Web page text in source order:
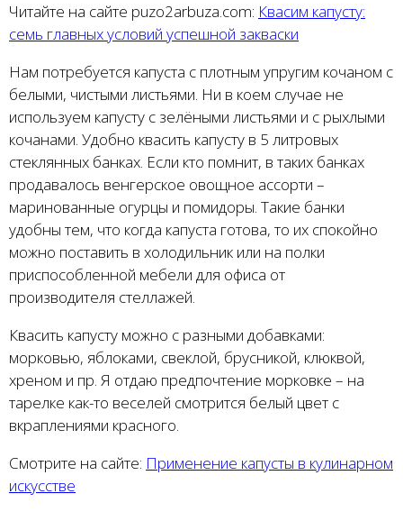
Читайте на сайте puzo2arbuza.com: Квасим капусту:
семь главных условий успешной закваски
Нам потребуется капуста с плотным упругим кочаном с
белыми, чистыми листьями. Ни в коем случае не
используем капусту с зелёными листьями и с рыхлыми
кочанами. Удобно квасить капусту в 5 литровых
стеклянных банках. Если кто помнит, в таких банках
продавалось венгерское овощное ассорти –
маринованные огурцы и помидоры. Такие банки
удобны тем, что когда капуста готова, то их спокойно
можно поставить в холодильник или на полки
приспособленной мебели для офиса от
производителя стеллажей.
Квасить капусту можно с разными добавками:
морковью, яблоками, свеклой, брусникой, клюквой,
хреном и пр. Я отдаю предпочтение морковке – на
тарелке как-то веселей смотрится белый цвет с
вкраплениями красного.
Смотрите на сайте: Применение капусты в кулинарном
искусстве